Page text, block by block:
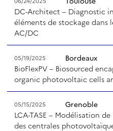
DC-Architect – Diagnostic
éléments de stockage dans
AC/DC
05/19/2025
BioFlexPV – Biosourced
organic photovoltaic cells
Bordeaux
05/15/2025
LCA-TASE – Modélisation
des centrales
Grenoble